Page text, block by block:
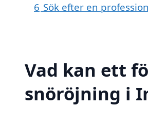
6 Sök efter en
Vad kan ett
snöröjning i